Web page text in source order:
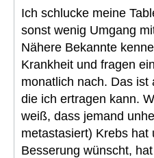
Ich schlucke meine
sonst wenig Umgang
Nähere Bekannte
Krankheit und fragen
monatlich nach. Das ist
die ich ertragen kann.
weiß, dass jemand
metastasiert) Krebs hat
Besserung wünscht,